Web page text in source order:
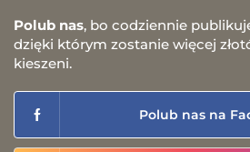
Polub nas, bo codziennie
dzięki którym zostanie więcej
kieszeni.
Polub nas na